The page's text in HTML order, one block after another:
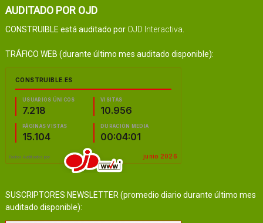
AUDITADO POR OJD
CONSTRUIBLE está auditado por OJD Interactiva
TRÁFICO WEB (durante último mes auditado disponible):
SUSCRIPTORES NEWSLETTER (promedio diario durante último mes
auditado disponible):